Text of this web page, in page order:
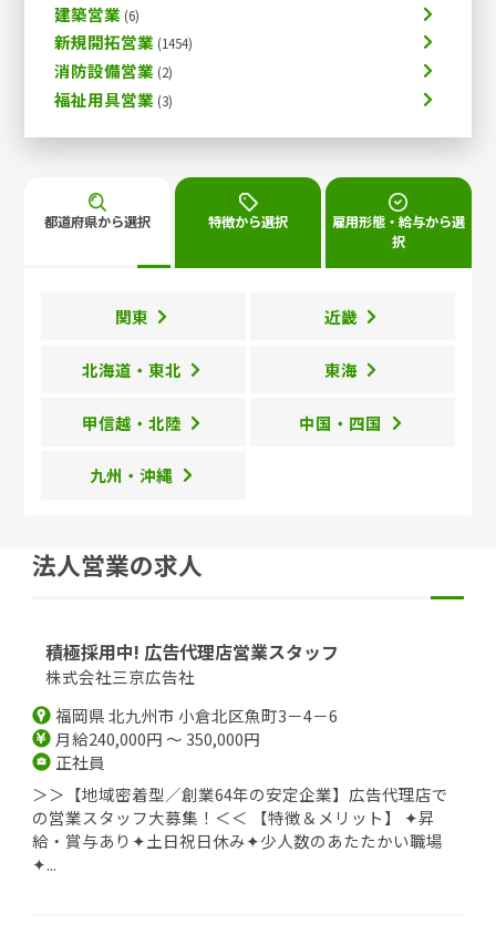
建築営業
新規開拓営業
消防設備営業
福祉用具営業
都道府県から選択
関東 近畿
北海道・東北 東海
甲信越・北陸 中国・四国
九州・沖縄
雇用形態・給与から選
択
特徴から選択
法人営業の求人
積極採用中! 広告代理店営業スタッフ
株式会社三京広告社
福岡県 北九州市 小倉北区魚町3－4－6
月給240,000円 ～ 350,000円
正社員
＞＞【地域密着型／創業64年の安定企業】広告代理店で
の営業スタッフ大募集！＜＜ 【特徴＆メリット】 ✦昇
給・賞与あり✦土日祝日休み✦少人数のあたたかい職場
✦...